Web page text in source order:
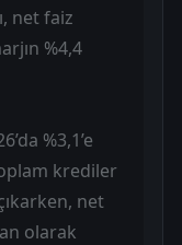
net faiz
%4,4
%3,1’e
krediler
net
olarak